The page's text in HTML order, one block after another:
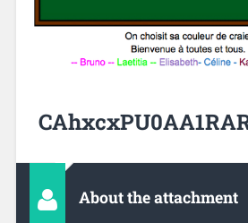
About the attachment